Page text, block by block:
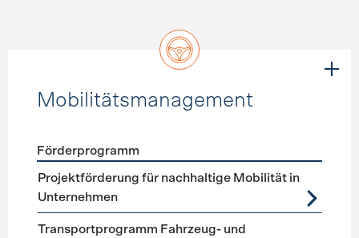
Mobilitätsmanagement
Förderprogramme Mobilitätsmanagement
Förderprogramm
Projektförderung für nachhaltige Mobilität in
Unternehmen
Transportprogramm Fahrzeug- und